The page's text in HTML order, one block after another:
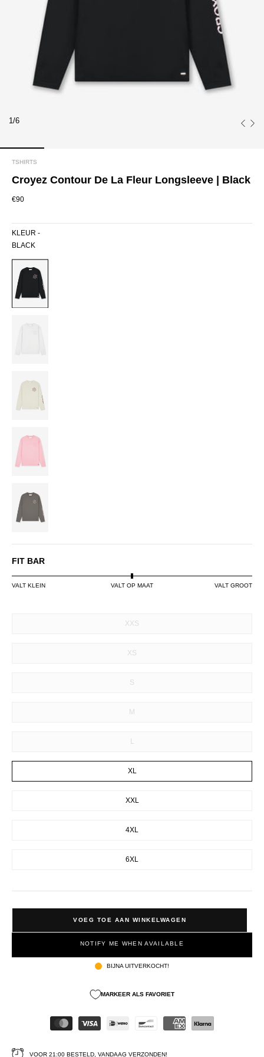
1/6
TSHIRTS
Croyez Contour De La Fleur Longsleeve | Black
€90
KLEUR -
BLACK
BLACK
WHITE/CHERRY
PINK
WASHED
BROWN
FIT BAR
VALT KLEIN VALT OP MAAT VALT GROOT
XXS
XS
S
M
L
XL
XXL
4XL
6XL
VOEG TOE AAN WINKELWAGEN
NOTIFY ME WHEN AVAILABLE
BIJNA UITVERKOCHT!
MARKEER ALS FAVORIET
VOOR 21:00 BESTELD, VANDAAG VERZONDEN!